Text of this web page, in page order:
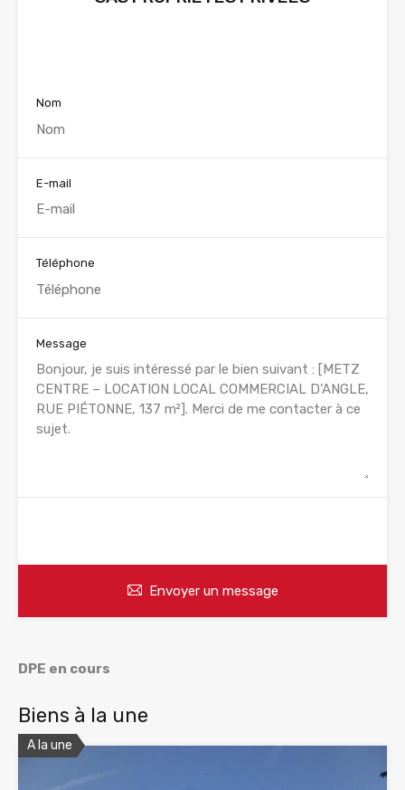
Nom
E-mail
Téléphone
Message
Envoyer un message
DPE en cours
Biens à la une
A la une